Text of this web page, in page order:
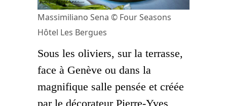
Massimiliano Sena © Four Seasons
Hôtel Les Bergues
Sous les oliviers, sur la terrasse,
face à Genève ou dans la
magnifique salle pensée et créée
par le décorateur Pierre-Yves